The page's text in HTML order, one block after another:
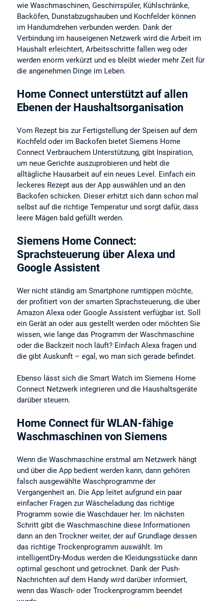
wie Waschmaschinen, Geschirrspüler, Kühlschränke,
Backöfen, Dunstabzugshauben und Kochfelder können
im Handumdrehen verbunden werden. Dank der
Verbindung im hauseigenen Netzwerk wird die Arbeit im
Haushalt erleichtert, Arbeitsschritte fallen weg oder
werden enorm verkürzt und es bleibt wieder mehr Zeit für
die angenehmen Dinge im Leben.
Home Connect unterstützt auf allen
Ebenen der Haushaltsorganisation
Vom Rezept bis zur Fertigstellung der Speisen auf dem
Kochfeld oder im Backofen bietet Siemens Home
Connect Verbrauchern Unterstützung, gibt Inspiration,
um neue Gerichte auszuprobieren und hebt die
alltägliche Hausarbeit auf ein neues Level. Einfach ein
leckeres Rezept aus der App auswählen und an den
Backofen schicken. Dieser erhitzt sich dann schon mal
selbst auf die richtige Temperatur und sorgt dafür, dass
leere Mägen bald gefüllt werden.
Siemens Home Connect:
Sprachsteuerung über Alexa und
Google Assistent
Wer nicht ständig am Smartphone rumtippen möchte,
der profitiert von der smarten Sprachsteuerung, die über
Amazon Alexa oder Google Assistent verfügbar ist. Soll
ein Gerät an oder aus gestellt werden oder möchten Sie
wissen, wie lange das Programm der Waschmaschine
oder die Backzeit noch läuft? Einfach Alexa fragen und
die gibt Auskunft – egal, wo man sich gerade befindet.
Ebenso lässt sich die Smart Watch im Siemens Home
Connect Netzwerk integrieren und die Haushaltsgeräte
darüber steuern.
Home Connect für WLAN-fähige
Waschmaschinen von Siemens
Wenn die Waschmaschine erstmal am Netzwerk hängt
und über die App bedient werden kann, dann gehören
falsch ausgewählte Waschprogramme der
Vergangenheit an. Die App leitet aufgrund ein paar
einfacher Fragen zur Wäscheladung das richtige
Programm sowie die Waschdauer her. Im nächsten
Schritt gibt die Waschmaschine diese Informationen
dann an den Trockner weiter, der auf Grundlage dessen
das richtige Trockenprogramm auswählt. Im
intelligentDry-Modus werden die Kleidungsstücke dann
optimal geschont und getrocknet. Dank der Push-
Nachrichten auf dem Handy wird darüber informiert,
wenn das Wasch- oder Trockenprogramm beendet